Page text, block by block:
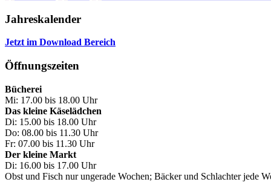
Jahreskalender
Jetzt im Download Bereich
Öffnungszeiten
Bücherei
Mi: 17.00 bis 18.00 Uhr
Das kleine Käselädchen
Di: 15.00 bis 18.00 Uhr
Do: 08.00 bis 11.30 Uhr
Fr: 07.00 bis 11.30 Uhr
Der kleine Markt
Di: 16.00 bis 17.00 Uhr
Obst und Fisch nur ungerade Wochen; Bäcker und Schlachter jede